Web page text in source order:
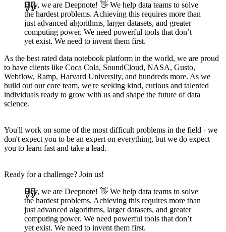
Hey, we are Deepnote! 👋 We help data teams to solve
the hardest problems. Achieving this requires more than
just advanced algorithms, larger datasets, and greater
computing power. We need powerful tools that don’t
yet exist. We need to invent them first.
As the best rated data notebook platform in the world, we are proud
to have clients like Coca Cola, SoundCloud, NASA, Gusto,
Webflow, Ramp, Harvard University, and hundreds more. As we
build out our core team, we're seeking kind, curious and talented
individuals ready to grow with us and shape the future of data
science.
You'll work on some of the most difficult problems in the field - we
don't expect you to be an expert on everything, but we do expect
you to learn fast and take a lead.
Ready for a challenge? Join us!
Hey, we are Deepnote! 👋 We help data teams to solve
the hardest problems. Achieving this requires more than
just advanced algorithms, larger datasets, and greater
computing power. We need powerful tools that don’t
yet exist. We need to invent them first.